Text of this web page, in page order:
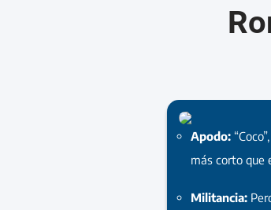
Apodo:
más corto que
Militancia: